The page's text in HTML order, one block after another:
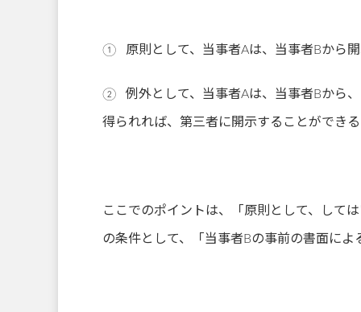
① 原則として、当事者Aは、当事者Bから
② 例外として、当事者Aは、当事者Bから
得られれば、第三者に開示することができ
ここでのポイントは、「原則として、して
の条件として、「当事者Bの事前の書面に